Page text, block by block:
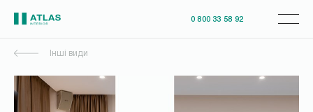
0 800 33 58 92
Інші види